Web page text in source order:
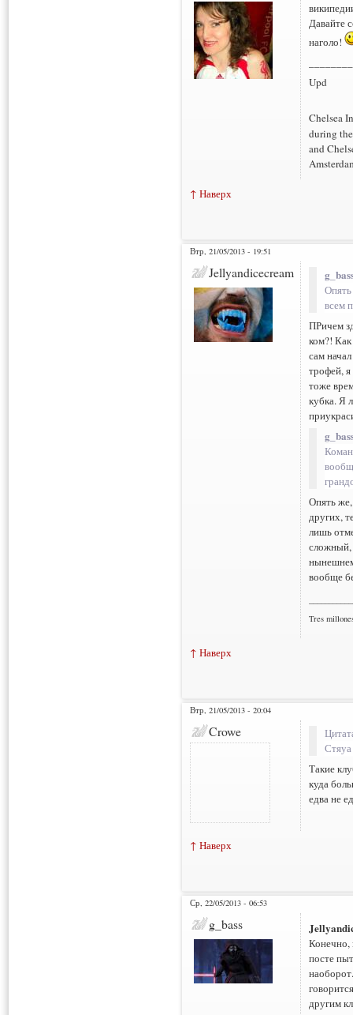
Давайте
наголо!
Upd
Chelsea
during
and
↑ Наверх
Втр, 21/05/2013 - 19:51
Jellyandicecream
всем
ПРичем
ком?!
сам
трофей,
тоже
кубка. Я
Опять же,
других,
лишь
сложный,
вообще
Tres
↑ Наверх
Втр, 21/05/2013 - 20:04
Crowe
Такие
куда
едва не
↑ Наверх
Ср, 22/05/2013 - 06:53
g_bass
Конечно,
посте
другим